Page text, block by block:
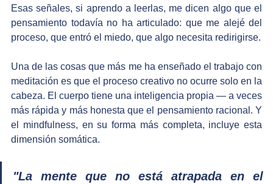
Esas señales, si aprendo a leerlas, me dicen algo que el
pensamiento todavía no ha articulado: que me alejé del
proceso, que entró el miedo, que algo necesita redirigirse.
Una de las cosas que más me ha enseñado el trabajo con
meditación es que el proceso creativo no ocurre solo en la
cabeza. El cuerpo tiene una inteligencia propia — a veces
más rápida y más honesta que el pensamiento racional. Y
el mindfulness, en su forma más completa, incluye esta
dimensión somática.
"La mente que no está atrapada en el